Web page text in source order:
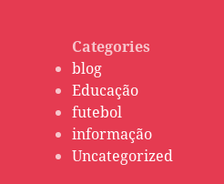
Categories
blog
Educação
futebol
informação
Uncategorized